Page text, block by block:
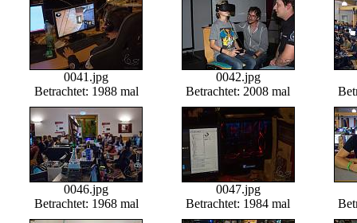
0041.jpg
Betrachtet: 1988 mal
0042.jpg
Betrachtet: 2008 mal
0046.jpg
Betrachtet: 1968 mal
0047.jpg
Betrachtet: 1984 mal